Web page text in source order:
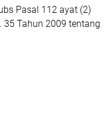
Pasal 112 ayat (2)
35 Tahun 2009 tentang